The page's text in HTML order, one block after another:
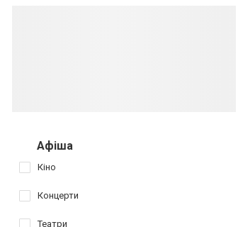
Афіша
Кіно
Концерти
Театри